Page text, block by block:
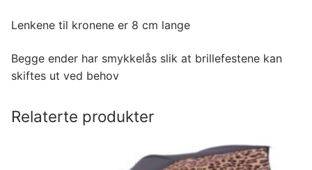
Lenkene til kronene er 8 cm lange
Begge ender har smykkelås slik at brillefestene kan
skiftes ut ved behov
Relaterte produkter